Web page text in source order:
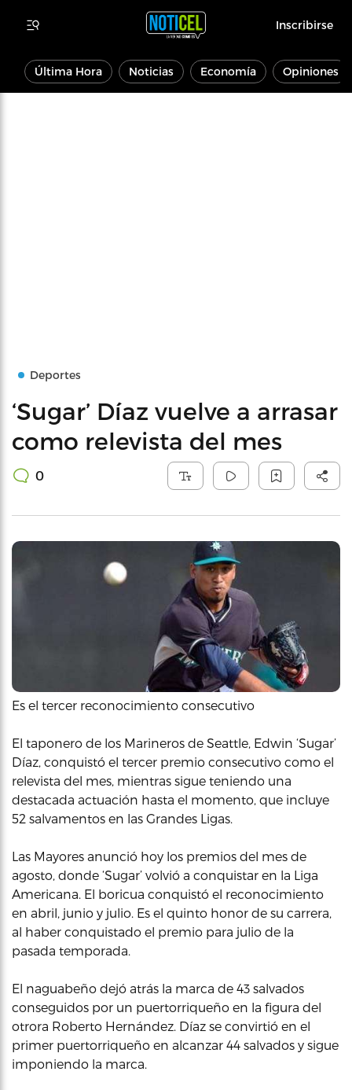
Inscribirse
Última Hora Noticias Economía Opiniones
Deportes
‘Sugar’ Díaz vuelve a arrasar
como relevista del mes
0
Es el tercer reconocimiento consecutivo
El taponero de los Marineros de Seattle, Edwin ‘Sugar’
Díaz, conquistó el tercer premio consecutivo como el
relevista del mes, mientras sigue teniendo una
destacada actuación hasta el momento, que incluye
52 salvamentos en las Grandes Ligas.
Las Mayores anunció hoy los premios del mes de
agosto, donde ‘Sugar’ volvió a conquistar en la Liga
Americana. El boricua conquistó el reconocimiento
en abril, junio y julio. Es el quinto honor de su carrera,
al haber conquistado el premio para julio de la
pasada temporada.
El naguabeño dejó atrás la marca de 43 salvados
conseguidos por un puertorriqueño en la figura del
otrora Roberto Hernández. Díaz se convirtió en el
primer puertorriqueño en alcanzar 44 salvados y sigue
imponiendo la marca.